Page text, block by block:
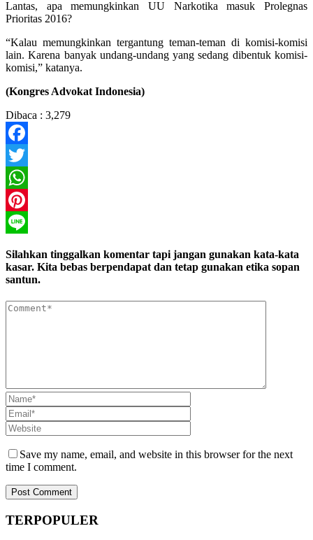
Lantas, apa memungkinkan UU Narkotika masuk Prolegnas
Prioritas 2016?
“Kalau memungkinkan tergantung teman-teman di komisi-komisi
lain. Karena banyak undang-undang yang sedang dibentuk komisi-
komisi,” katanya.
(Kongres Advokat Indonesia)
Dibaca : 3,279
Facebook
Twitter
WhatsApp
Pinterest
Silahkan tinggalkan komentar tapi jangan gunakan kata-kata
kasar. Kita bebas berpendapat dan tetap gunakan etika sopan
santun.
Save my name, email, and website in this browser for the next
time I comment.
TERPOPULER